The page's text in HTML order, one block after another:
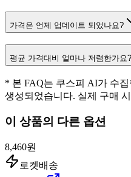
가격은 언제 업데이트 되었나요?
평균 가격대비 얼마나 저렴한가요?
* 본 FAQ는 쿠스피 AI가 수
생성되었습니다. 실제 구매
이 상품의 다른 옵션
8,460원
로켓배송